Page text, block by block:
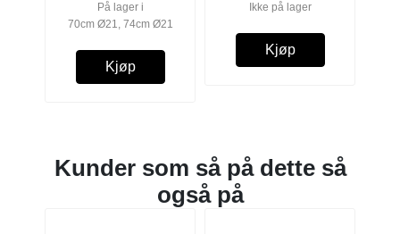
På lager i
70cm Ø21, 74cm Ø21
Kjøp
Ikke på lager
Kjøp
Kunder som så på dette så
også på